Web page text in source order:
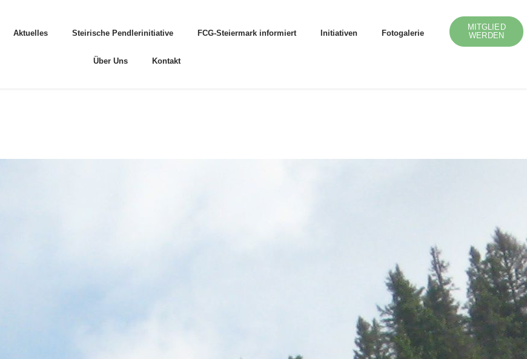
Aktuelles Steirische Pendlerinitiative FCG-Steiermark informiert Initiativen Fotogalerie
Über Uns Kontakt
MITGLIED
WERDEN